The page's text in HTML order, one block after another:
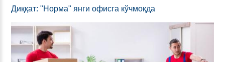
Диққат: "Норма" янги офисга кўчмоқда